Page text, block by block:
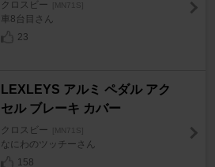
クロスビー [MN71S]
車8台目さん
23
LEXLEYS アルミ ペダル アク
セル ブレーキ カバー
クロスビー [MN71S]
なにわのツッチーさん
158